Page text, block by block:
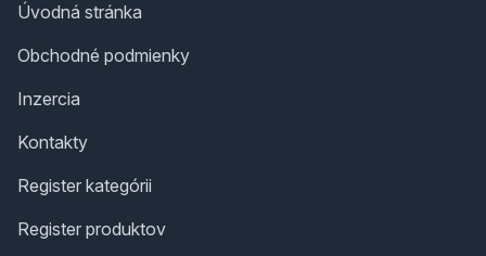
Úvodná stránka
Obchodné podmienky
Inzercia
Kontakty
Register kategórii
Register produktov